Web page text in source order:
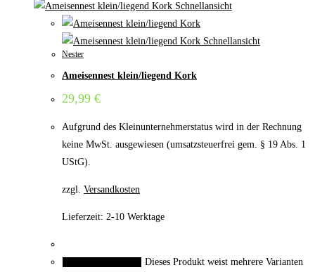
Schnellansicht
Schnellansicht
Nester
Ameisennest klein/liegend Kork
29,99 €
Aufgrund des Kleinunternehmerstatus wird in der Rechnung
keine MwSt. ausgewiesen (umsatzsteuerfrei gem. § 19 Abs. 1
UStG).
zzgl. Versandkosten
Lieferzeit: 2-10 Werktage
Dieses Produkt weist mehrere Varianten